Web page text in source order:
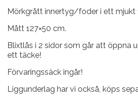
Mörkgrått innertyg/foder i ett mjukt
Mått 127×50 cm.
Blixtlås i 2 sidor som går att öppna
ett täcke!
Förvaringssäck ingår!
Liggunderlag har vi också, köps